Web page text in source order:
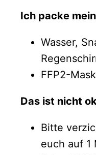
Ich packe
Wasser,
FFP2-
Das ist nicht
Bitte
euch auf 1